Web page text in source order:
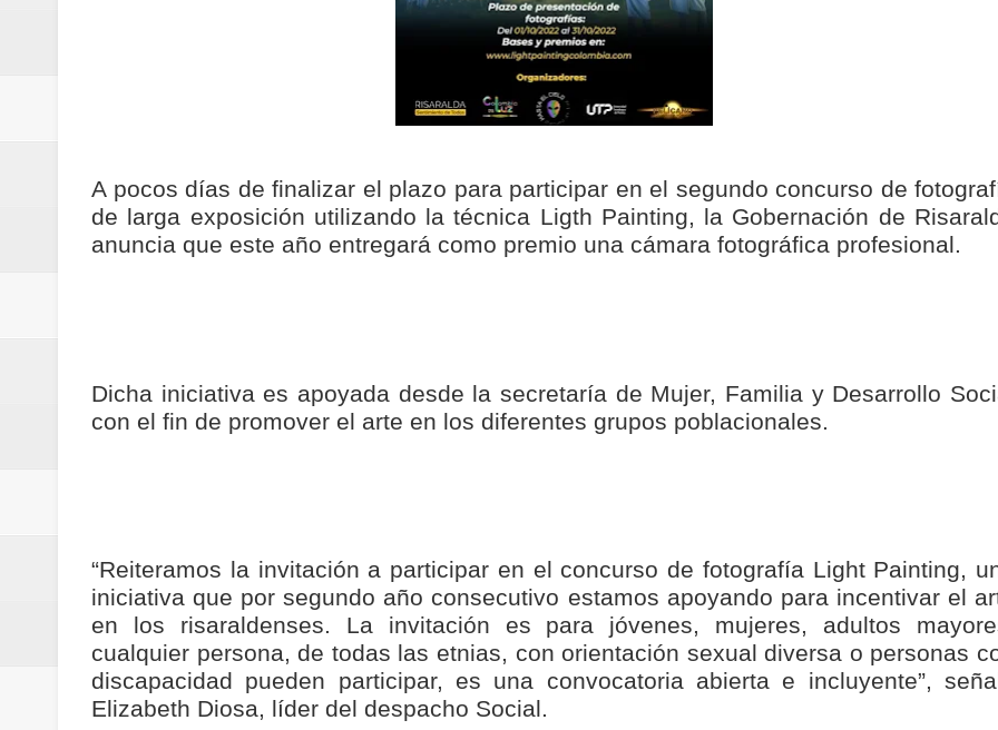
Regionetnoticias / Población vulnerable en Tuluá tendrá comedor comunitario gracias al
Regionetnoticias / Villarrica avanza hacia una ruta definitiva de reasentamiento
calle San Juan de Dios del Centro Histórico
ecoeficientes en Marquetalia
Regionetnoticias / Las ayudas técnicas aportaron dignidad a las personas con discapacidad de
ReGioNetNoticias / RISARALDA / Risaralda fortalece la preparación de sus municipios frente al
ReGionetNoticias / DOSQUEBRADAS / Dosquebradas fortalece la respuesta frente a tres
acciones que impactan a más de 20.000 personas
A pocos días de finalizar el plazo para participar en el segundo concurso de
de larga exposición utilizando la técnica Ligth Painting, la Gobernación de
anuncia que este año entregará como premio una cámara fotográfica profesional.
Dicha iniciativa es apoyada desde la secretaría de Mujer, Familia y Desarrollo
con el fin de promover el arte en los diferentes grupos poblacionales.
“Reiteramos la invitación a participar en el concurso de fotografía Light Painting,
iniciativa que por segundo año consecutivo estamos apoyando para incentivar el
en los risaraldenses. La invitación es para jóvenes, mujeres, adultos
cualquier persona, de todas las etnias, con orientación sexual diversa o personas
discapacidad pueden participar, es una convocatoria abierta e incluyente”,
Elizabeth Diosa, líder del despacho Social.